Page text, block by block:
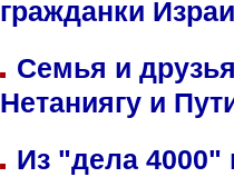
гражданки
Семья и
Нетаниягу и
Из "дела 4000"